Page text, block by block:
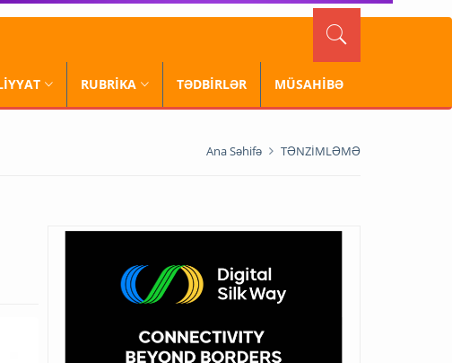
RUBRİKA TƏDBİRLƏR MÜSAHİBƏ
Ana Səhifə TƏNZİMLƏMƏ